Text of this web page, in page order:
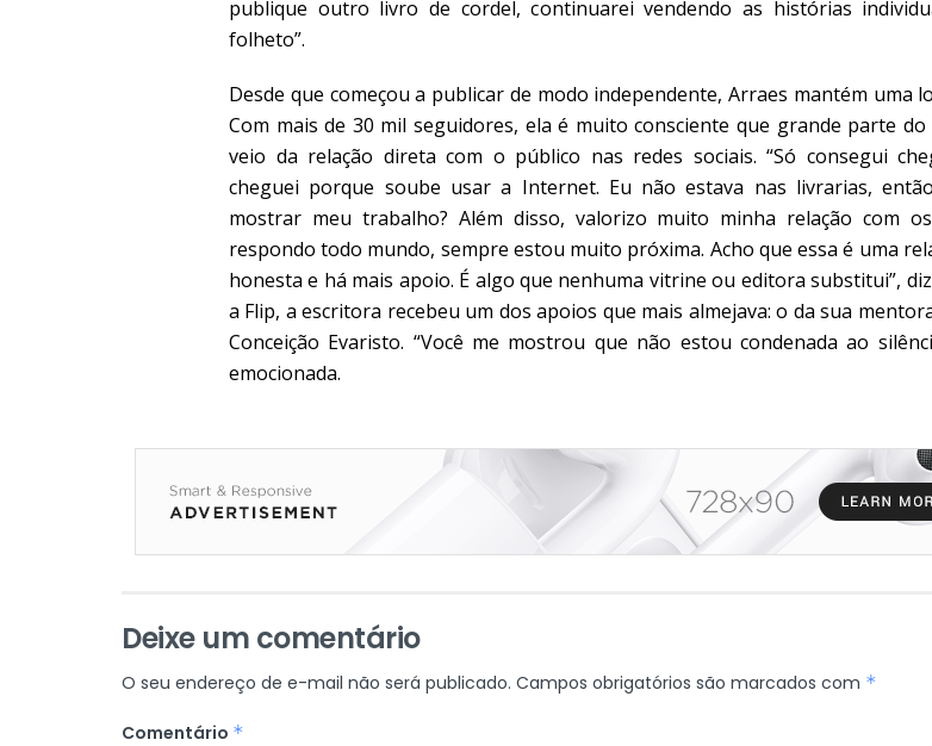
publique outro livro de cordel, continuarei vendendo as histórias
folheto”.
Desde que começou a publicar de modo independente, Arraes mantém uma
Com mais de 30 mil seguidores, ela é muito consciente que grande parte
veio da relação direta com o público nas redes sociais. “Só consegui
cheguei porque soube usar a Internet. Eu não estava nas livrarias,
mostrar meu trabalho? Além disso, valorizo muito minha relação com
respondo todo mundo, sempre estou muito próxima. Acho que essa é uma
honesta e há mais apoio. É algo que nenhuma vitrine ou editora substitui”,
a Flip, a escritora recebeu um dos apoios que mais almejava: o da sua
Conceição Evaristo. “Você me mostrou que não estou condenada ao
emocionada.
Deixe um comentário
O seu endereço de e-mail não será publicado. Campos obrigatórios são marcados com *
Comentário *